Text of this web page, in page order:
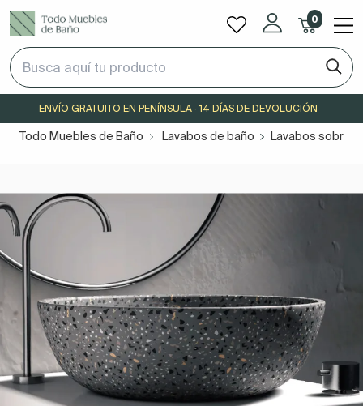
0
ENVÍO GRATUITO EN PENÍNSULA · 14 DÍAS DE DEVOLUCIÓN
Todo Muebles de Baño Lavabos de baño Lavabos sobre